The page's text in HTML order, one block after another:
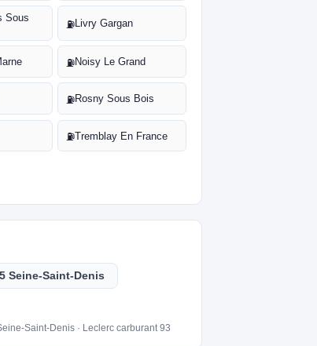
Sous
⛽Livry Gargan
⛽Noisy Le Grand
⛽Rosny Sous Bois
⛽Tremblay En France
Seine-Saint-Denis
Saint-Denis · Leclerc carburant 93